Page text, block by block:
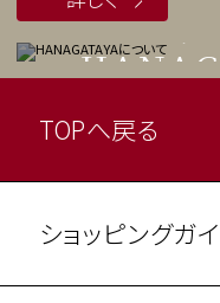
TOPへ戻る
ショッピングガ